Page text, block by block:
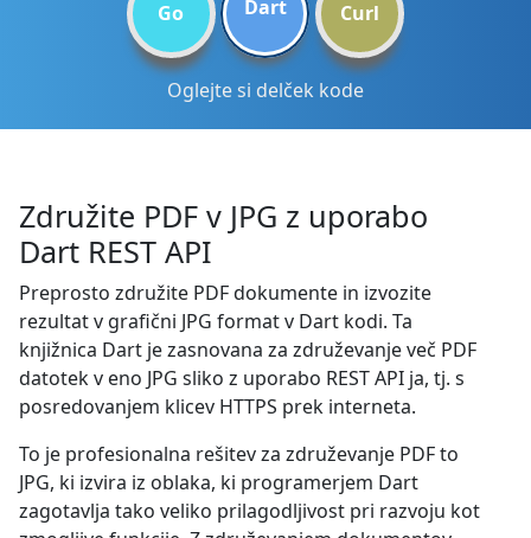
Go Dart Curl
Oglejte si delček kode
Združite PDF v JPG z uporabo
Dart REST API
Preprosto združite PDF dokumente in izvozite
rezultat v grafični JPG format v Dart kodi. Ta
knjižnica Dart je zasnovana za združevanje več PDF
datotek v eno JPG sliko z uporabo REST API ja, tj. s
posredovanjem klicev HTTPS prek interneta.
To je profesionalna rešitev za združevanje PDF to
JPG, ki izvira iz oblaka, ki programerjem Dart
zagotavlja tako veliko prilagodljivost pri razvoju kot